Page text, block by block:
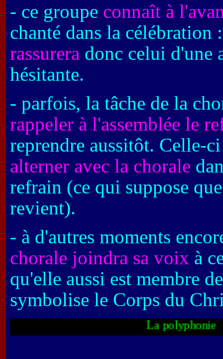
- ce groupe connaît à
chanté dans la
rassurera donc celui d'une
hésitante.
- parfois, la tâche de la
rappeler à l'assemblée le
reprendre aussitôt. Celle-
alterner avec la chorale
refrain (ce qui suppose
revient).
- à d'autres moments
chorale joindra sa voix à
qu'elle aussi est membre
symbolise le Corps du
La